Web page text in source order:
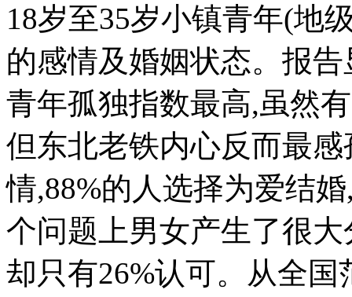
18岁至35岁小镇青年(地
的感情及婚姻状态。报
青年孤独指数最高,虽然
但东北老铁内心反而最
情,88%的人选择为爱结
个问题上男女产生了很
却只有26%认可。从全